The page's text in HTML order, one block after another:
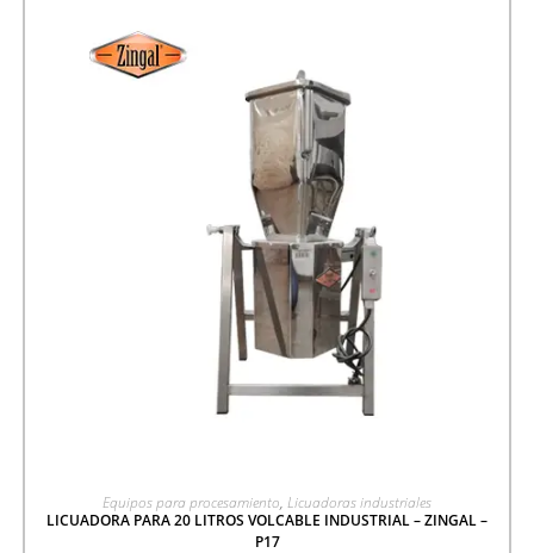
AGREGAR A COTIZACIÓN
Equipos para procesamiento, Licuadoras industriales
LICUADORA PARA 20 LITROS VOLCABLE INDUSTRIAL – ZINGAL –
P17